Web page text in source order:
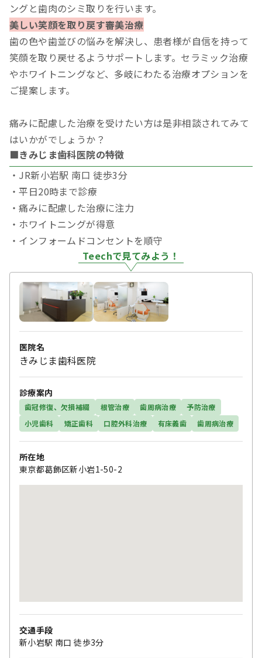
ングと歯肉のシミ取りを行います。
美しい笑顔を取り戻す審美治療
歯の色や歯並びの悩みを解決し、患者様が自信を持って
笑顔を取り戻せるようサポートします。セラミック治療
やホワイトニングなど、多岐にわたる治療オプションを
ご提案します。
痛みに配慮した治療を受けたい方は是非相談されてみて
はいかがでしょうか？
■きみじま歯科医院の特徴
・JR新小岩駅 南口 徒歩3分
・平日20時まで診療
・痛みに配慮した治療に注力
・ホワイトニングが得意
・インフォームドコンセントを順守
Teechで見てみよう！
医院名
きみじま歯科医院
診療案内
歯冠修復、欠損補綴 根管治療 歯周病治療
予防治療
小児歯科
矯正歯科 口腔外科治療 有床義歯 歯周病治療
所在地
東京都葛飾区新小岩1-50-2
交通手段
新小岩駅 南口 徒歩3分